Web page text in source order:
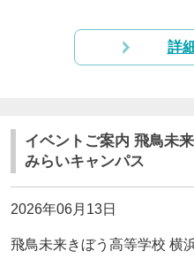
詳
イベントご案内 飛鳥未
みらいキャンパス
2026年06月13日
飛鳥未来きぼう高等学校 横